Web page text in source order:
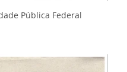
Pública Federal